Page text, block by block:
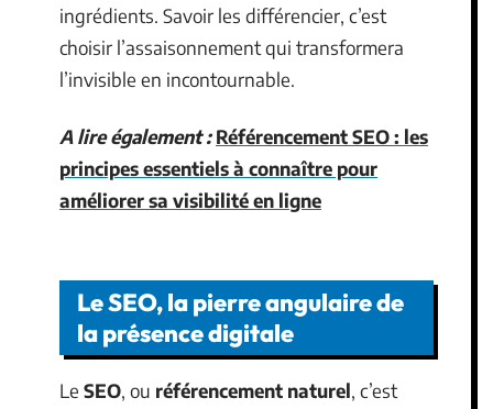
ingrédients. Savoir les différencier, c’est
choisir l’assaisonnement qui transformera
l’invisible en incontournable.
A lire également : Référencement SEO : les
principes essentiels à connaître pour
améliorer sa visibilité en ligne
Le SEO, la pierre angulaire de
la présence digitale
Le SEO, ou référencement naturel, c’est